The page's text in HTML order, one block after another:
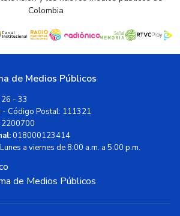
Colombia
de Medios Públicos
- 33
- Código Postal: 111321
018000123414
Lunes a viernes de 8:00 a.m. a 5:00 p.m.
de Medios Públicos